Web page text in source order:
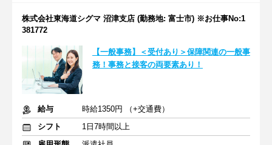
株式会社東海道シグマ 沼津支店 (勤務地: 富士市) ※お仕事No:1
381772
【一般事務】＜受付あり＞保障関連の一般事
務！事務と接客の両要素あり！
給与
時給1350円 （+交通費）
シフト
1日7時間以上